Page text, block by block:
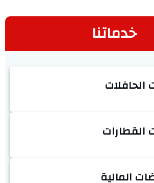
خدماتنا
الحافلات
القطارات
المالية